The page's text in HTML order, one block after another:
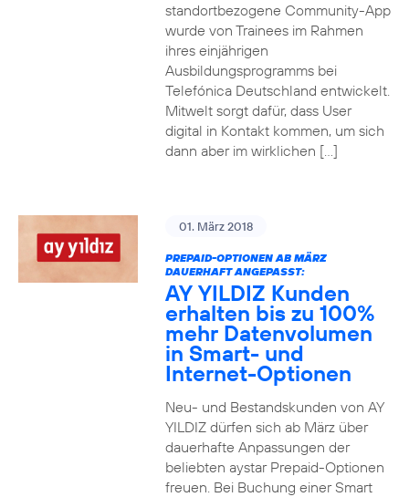
standortbezogene Community-App
wurde von Trainees im Rahmen
ihres einjährigen
Ausbildungsprogramms bei
Telefónica Deutschland entwickelt.
Mitwelt sorgt dafür, dass User
digital in Kontakt kommen, um sich
dann aber im wirklichen […]
01. März 2018
PREPAID-OPTIONEN AB MÄRZ
DAUERHAFT ANGEPASST:
AY YILDIZ Kunden
erhalten bis zu 100%
mehr Datenvolumen
in Smart- und
Internet-Optionen
Neu- und Bestandskunden von AY
YILDIZ dürfen sich ab März über
dauerhafte Anpassungen der
beliebten aystar Prepaid-Optionen
freuen. Bei Buchung einer Smart